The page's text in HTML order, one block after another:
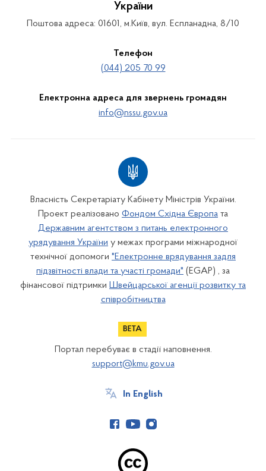
України
Поштова адреса: 01601, м.Київ, вул. Еспланадна, 8/10
Телефон
(044) 205 70 99
Електронна адреса для звернень громадян
info@nssu.gov.ua
Власність Секретаріату Кабінету Міністрів України.
Проект реалізовано Фондом Східна Європа та
Державним агентством з питань електронного
урядування України у межах програми міжнародної
технічної допомоги "Електронне врядування задля
підзвітності влади та участі громади" (EGAP) , за
фінансової підтримки Швейцарської агенції розвитку та
співробітництва
Портал перебуває в стадії наповнення.
support@kmu.gov.ua
In English